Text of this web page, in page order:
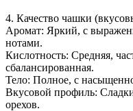
4. Качество чашки
Аромат: Яркий, с
нотами.
Кислотность: Средняя,
сбалансированная.
Тело: Полное, с
Вкусовой профиль:
орехов.